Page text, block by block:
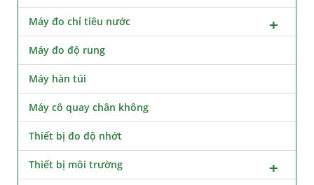
Máy đo chỉ tiêu nước
Máy đo độ rung
Máy hàn túi
Máy cô quay chân không
Thiết bị đo độ nhớt
Thiết bị môi trường